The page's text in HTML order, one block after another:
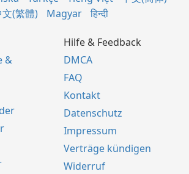
文(繁體)
Magyar हिन्दी
&
Hilfe & Feedback
DMCA
FAQ
Kontakt
Datenschutz
Impressum
Verträge kündigen
Widerruf